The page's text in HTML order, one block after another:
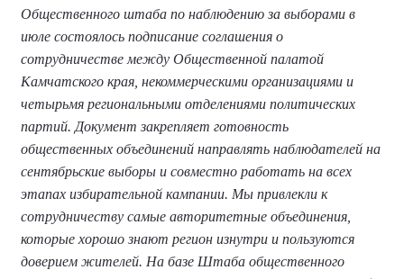
Общественного штаба по наблюдению за выборами в
июле состоялось подписание соглашения о
сотрудничестве между Общественной палатой
Камчатского края, некоммерческими организациями и
четырьмя региональными отделениями политических
партий. Документ закрепляет готовность
общественных объединений направлять наблюдателей на
сентябрьские выборы и совместно работать на всех
этапах избирательной кампании. Мы привлекли к
сотрудничеству самые авторитетные объединения,
которые хорошо знают регион изнутри и пользуются
доверием жителей. На базе Штаба общественного